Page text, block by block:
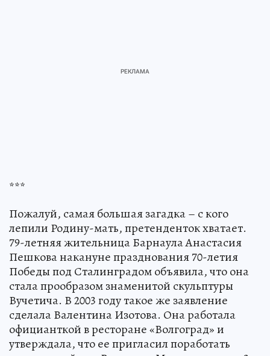
***
Пожалуй, самая большая загадка – с кого
лепили Родину-мать, претенденток хватает.
79-летняя жительница Барнаула Анастасия
Пешкова накануне празднования 70-летия
Победы под Сталинградом объявила, что она
стала прообразом знаменитой скульптуры
Вучетича. В 2003 году такое же заявление
сделала Валентина Изотова. Она работала
официанткой в ресторане «Волгоград» и
утверждала, что ее пригласил поработать